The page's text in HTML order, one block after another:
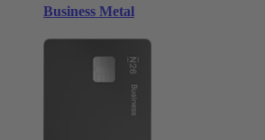
Business Metal